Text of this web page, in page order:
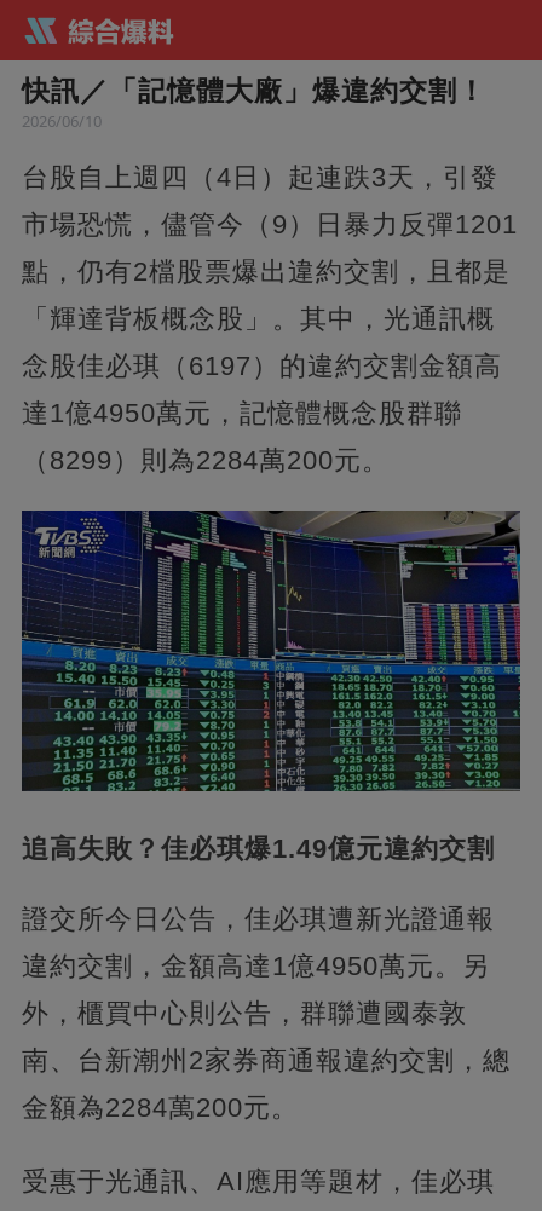
快訊／「記憶體大廠」爆違約交割！
2026/06/10
台股自上週四（4日）起連跌3天，引發
市場恐慌，儘管今（9）日暴力反彈1201
點，仍有2檔股票爆出違約交割，且都是
「輝達背板概念股」。其中，光通訊概
念股佳必琪（6197）的違約交割金額高
達1億4950萬元，記憶體概念股群聯
（8299）則為2284萬200元。
追高失敗？佳必琪爆1.49億元違約交割
證交所今日公告，佳必琪遭新光證通報
違約交割，金額高達1億4950萬元。另
外，櫃買中心則公告，群聯遭國泰敦
南、台新潮州2家券商通報違約交割，總
金額為2284萬200元。
受惠于光通訊、AI應用等題材，佳必琪